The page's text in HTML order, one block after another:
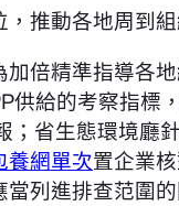
推動各地周到
加倍精準指導各
供給的考察指標
；省生態環境廳
養網單次置企業
列進排查范圍